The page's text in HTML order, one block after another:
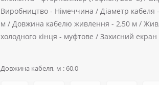
Виробництво - Німеччина / Діаметр кабеля -
м / Довжина кабелю живлення - 2,50 м /
холодного кінця - муфтове / Захисний екран
Довжина кабеля, м : 60,0